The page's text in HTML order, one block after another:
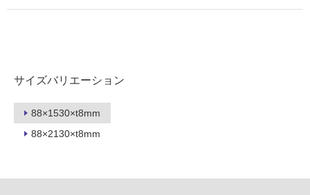
サイズバリエーション
88×1530×t8mm
88×2130×t8mm
用
可
能
(寒
以